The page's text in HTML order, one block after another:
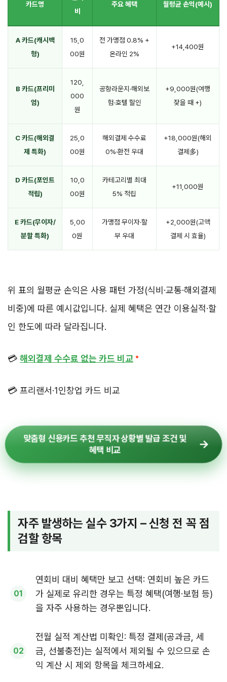
카드명
비
주요 혜택 월평균 손익(예시)
A 카드(캐시백
형)
15,0
00원
전 가맹점 0.8% +
온라인 2%
+14,400원
B 카드(프리미
엄)
120,
000
원
공항라운지·해외보
험·호텔 할인
+9,000원(여행
잦을 때 +)
C 카드(해외결
제 특화)
25,0
00원
해외결제 수수료
0%·환전 우대
+18,000원(해외
결제多)
D 카드(포인트
적립)
10,0
00원
카테고리별 최대
5% 적립
+11,000원
E 카드(무이자/
분할 특화)
5,00
0원
가맹점 무이자·할
부 우대
+2,000원(고액
결제 시 효율)
위 표의 월평균 손익은 사용 패턴 가정(식비·교통·해외결제
비중)에 따른 예시값입니다. 실제 혜택은 연간 이용실적·할
인 한도에 따라 달라집니다.
💳 해외결제 수수료 없는 카드 비교
💳 프리랜서·1인창업 카드 비교
맞춤형 신용카드 추천 무직자 상황별 발급 조건 및
혜택 비교
자주 발생하는 실수 3가지 – 신청 전 꼭 점
검할 항목
연회비 대비 혜택만 보고 선택: 연회비 높은 카드
가 실제로 유리한 경우는 특정 혜택(여행·보험 등)
을 자주 사용하는 경우뿐입니다.
전월 실적 계산법 미확인: 특정 결제(공과금, 세
금, 선불충전)는 실적에서 제외될 수 있으므로 손
익 계산 시 제외 항목을 체크하세요.